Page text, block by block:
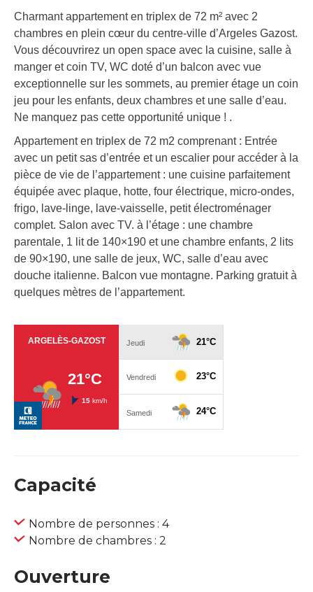
Charmant appartement en triplex de 72 m² avec 2
chambres en plein cœur du centre-ville d’Argeles Gazost.
Vous découvrirez un open space avec la cuisine, salle à
manger et coin TV, WC doté d’un balcon avec vue
exceptionnelle sur les sommets, au premier étage un coin
jeu pour les enfants, deux chambres et une salle d’eau.
Ne manquez pas cette opportunité unique ! .
Appartement en triplex de 72 m2 comprenant : Entrée
avec un petit sas d’entrée et un escalier pour accéder à la
pièce de vie de l’appartement : une cuisine parfaitement
équipée avec plaque, hotte, four électrique, micro-ondes,
frigo, lave-linge, lave-vaisselle, petit électroménager
complet. Salon avec TV. à l’étage : une chambre
parentale, 1 lit de 140×190 et une chambre enfants, 2 lits
de 90×190, une salle de jeux, WC, salle d’eau avec
douche italienne. Balcon vue montagne. Parking gratuit à
quelques mètres de l’appartement.
Capacité
Nombre de personnes : 4
Nombre de chambres : 2
Ouverture